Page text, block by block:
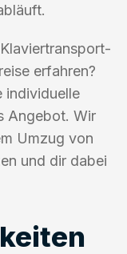
erfahren?
individuelle
Angebot. Wir
Umzug von
und dir dabei